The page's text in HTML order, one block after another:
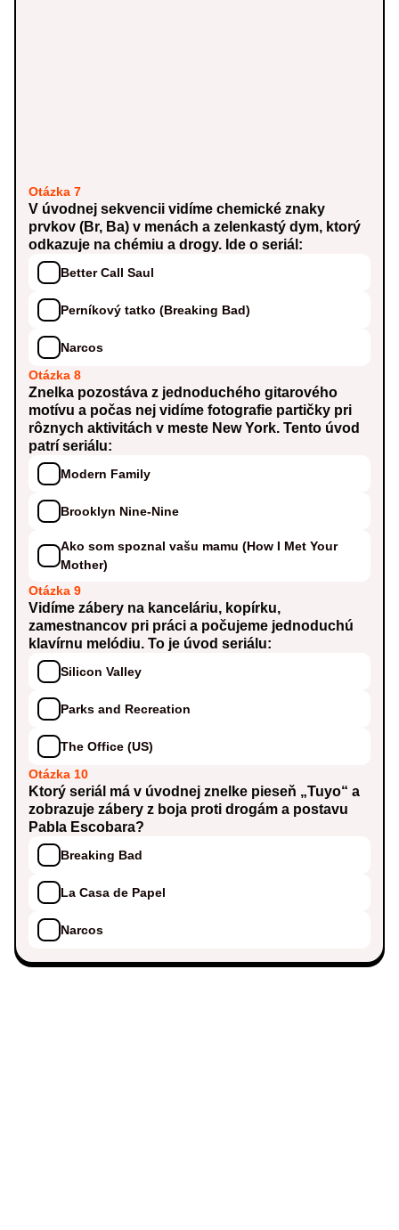
Otázka 7
V úvodnej sekvencii vidíme chemické znaky
prvkov (Br, Ba) v menách a zelenkastý dym, ktorý
odkazuje na chémiu a drogy. Ide o seriál:
Better Call Saul
Perníkový tatko (Breaking Bad)
Narcos
Otázka 8
Znelka pozostáva z jednoduchého gitarového
motívu a počas nej vidíme fotografie partičky pri
rôznych aktivitách v meste New York. Tento úvod
patrí seriálu:
Modern Family
Brooklyn Nine-Nine
Ako som spoznal vašu mamu (How I Met Your
Mother)
Otázka 9
Vidíme zábery na kanceláriu, kopírku,
zamestnancov pri práci a počujeme jednoduchú
klavírnu melódiu. To je úvod seriálu:
Silicon Valley
Parks and Recreation
The Office (US)
Otázka 10
Ktorý seriál má v úvodnej znelke pieseň „Tuyo“ a
zobrazuje zábery z boja proti drogám a postavu
Pabla Escobara?
Breaking Bad
La Casa de Papel
Narcos